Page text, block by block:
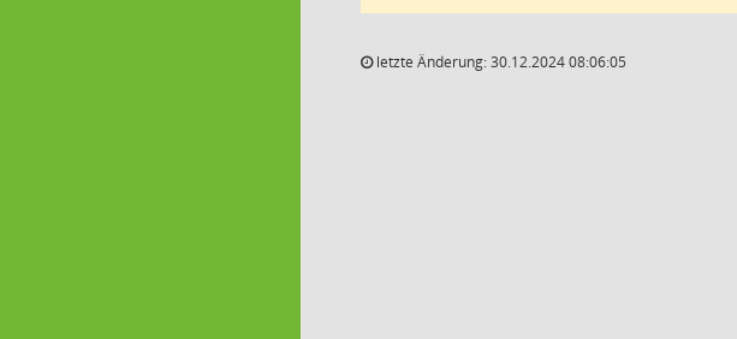
letzte Änderung: 30.12.2024 08:06:05